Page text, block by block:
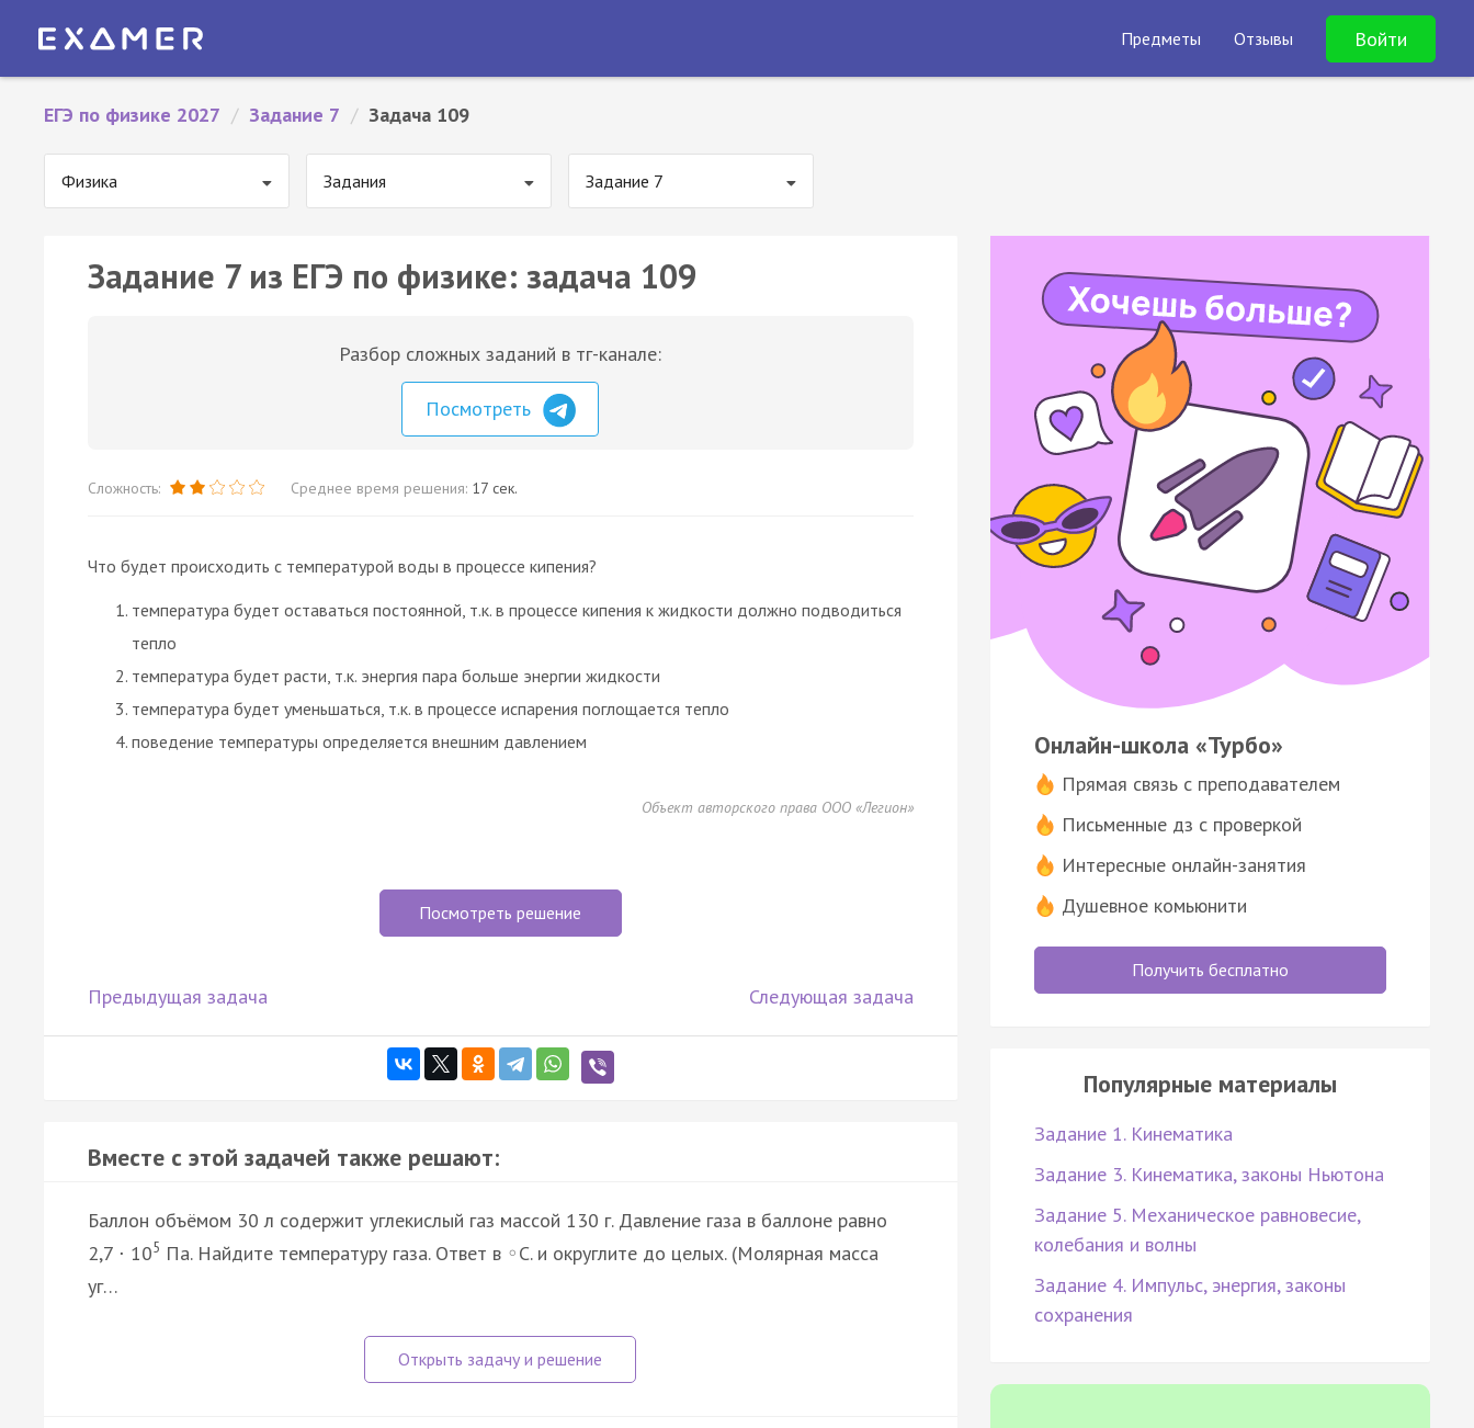
Предметы Отзывы Войти
ЕГЭ по физике 2027 / Задание 7 / Задача 109
Физика Задания Задание 7
Задание 7 из ЕГЭ по физике: задача 109
Разбор сложных заданий в тг-канале:
Посмотреть
Сложность: Среднее время решения: 17 сек.
Что будет происходить с температурой воды в процессе кипения?
температура будет оставаться постоянной, т.к. в процессе кипения к жидкости должно подводиться
тепло
температура будет расти, т.к. энергия пара больше энергии жидкости
температура будет уменьшаться, т.к. в процессе испарения поглощается тепло
поведение температуры определяется внешним давлением
Объект авторского права ООО «Легион»
Посмотреть решение
Предыдущая задача Следующая задача
Вместе с этой задачей также решают:
Баллон объёмом 30 л содержит углекислый газ массой 130 г. Давление газа в баллоне равно
2,7 · 105 Па. Найдите температуру газа. Ответ в ◦C. и округлите до целых. (Молярная масса
уг…
Онлайн-школа «Турбо»
Прямая связь с преподавателем
Письменные дз с проверкой
Интересные онлайн-занятия
Душевное комьюнити
Получить бесплатно
Популярные материалы
Задание 1. Кинематика
Задание 3. Кинематика, законы Ньютона
Задание 5. Механическое равновесие,
колебания и волны
Задание 4. Импульс, энергия, законы
сохранения